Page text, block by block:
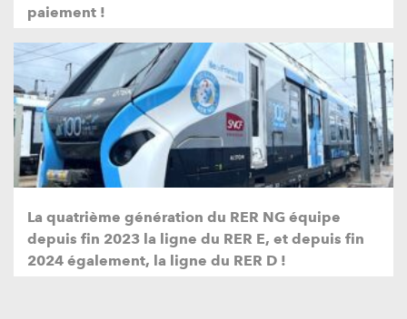
paiement !
La quatrième génération du RER NG équipe
depuis fin 2023 la ligne du RER E, et depuis fin
2024 également, la ligne du RER D !